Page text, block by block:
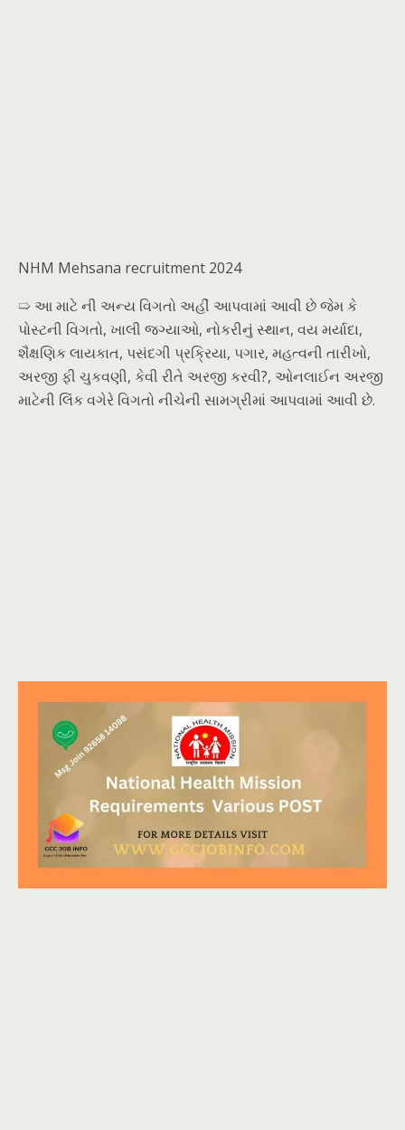
NHM Mehsana recruitment 2024
➯ આ માટે ની અન્ય વિગતો અહીં આપવામાં આવી છે જેમ કે
પોસ્ટની વિગતો, ખાલી જગ્યાઓ, નોકરીનું સ્થાન, વય મર્યાદા,
શૈક્ષણિક લાયકાત, પસંદગી પ્રક્રિયા, પગાર, મહત્વની તારીખો,
અરજી ફી ચુકવણી, કેવી રીતે અરજી કરવી?, ઓનલાઈન અરજી
માટેની લિંક વગેરે વિગતો નીચેની સામગ્રીમાં આપવામાં આવી છે.